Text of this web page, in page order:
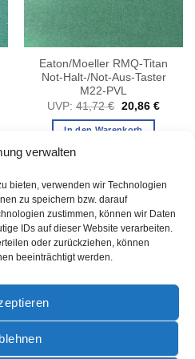
verwalten
bieten, verwenden wir Technologien
zu speichern bzw. darauf
zustimmen, können wir Daten
IDs auf dieser Website verarbeiten.
oder zurückziehen, können
beeinträchtigt werden.
Eaton/Moeller RMQ-Titan
Not-Halt-/Not-Aus-Taster
M22-PVL
UVP: 41,72€ Ursprünglicher
Preis
war:
20,86 €
In den Warenkorb
Rechung